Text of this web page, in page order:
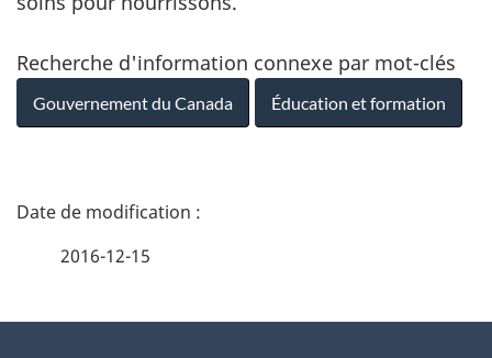
Recherche d'information connexe par mot-clés
Gouvernement du Canada Éducation et formation
D
2016-12-15